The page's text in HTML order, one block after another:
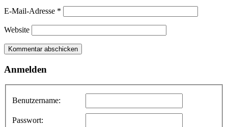
E-Mail-Adresse *
Website
Anmelden
Benutzername:
Passwort: